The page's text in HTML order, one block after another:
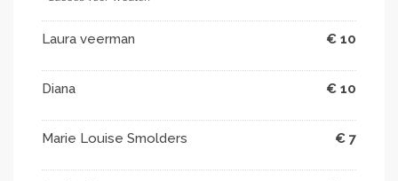
Laura veerman € 10
Diana € 10
Marie Louise Smolders € 7